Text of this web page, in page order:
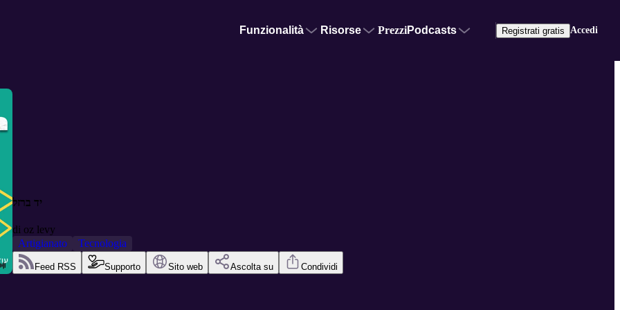
Funzionalità Risorse PrezziPodcasts Registrati gratis Accedi
יד ברזל
di oz levy
Artigianato
Tecnologia
Feed RSS Supporto Sito web Ascolta su Condividi